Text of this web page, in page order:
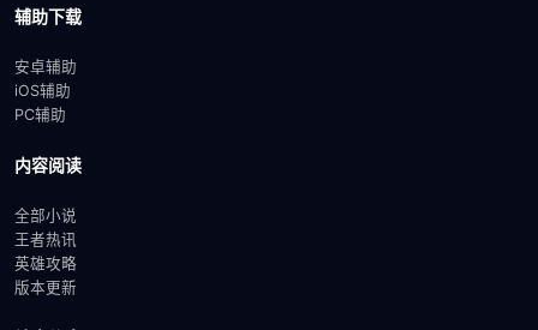
辅助下载
安卓辅助
iOS辅助
PC辅助
内容阅读
全部小说
王者热讯
英雄攻略
版本更新